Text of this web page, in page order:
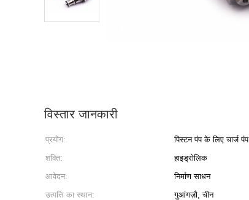
विस्तार जानकारी
प्रयोग: पिस्टन पंप के लिए चार्ज पंप
शक्ति:
हाइड्रोलिक
आवेदन:
निर्माण साधन
उत्पत्ति का स्थान:
गुआंगज़ौ, चीन